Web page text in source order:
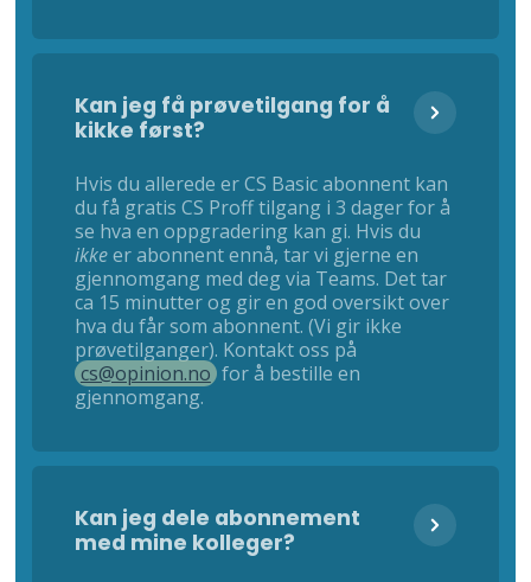
Kan jeg få prøvetilgang for å
kikke først?
Hvis du allerede er CS Basic abonnent kan
du få gratis CS Proff tilgang i 3 dager for å
se hva en oppgradering kan gi. Hvis du
ikkeer abonnent ennå, tar vi gjerne en
gjennomgang med deg via Teams. Det tar
ca 15 minutter og gir en god oversikt over
hva du får som abonnent. (Vi gir ikke
prøvetilganger). Kontakt oss på
cs@opinion.no for å bestille en
gjennomgang.
Kan jeg dele abonnement
med mine kolleger?